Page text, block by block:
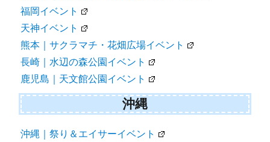
福岡イベント
天神イベント
熊本｜サクラマチ・花畑広場イベント
長崎｜水辺の森公園イベント
鹿児島｜天文館公園イベント
沖縄
沖縄｜祭り＆エイサーイベント